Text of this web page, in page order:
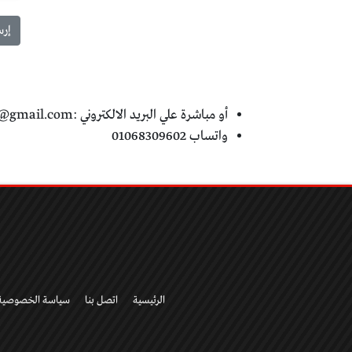
أو مباشرة علي البريد الالكتروني :
واتساب 01068309602
الرئيسية اتصل بنا سياسة